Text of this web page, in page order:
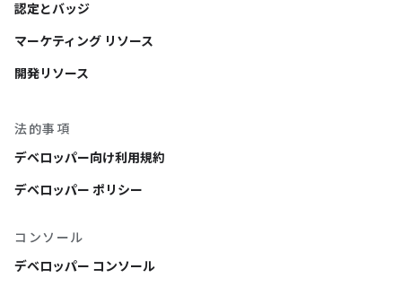
認定とバッジ
マーケティング リソース
開発リソース
法的事項
デベロッパー向け利用規約
デベロッパー ポリシー
コンソール
デベロッパー コンソール